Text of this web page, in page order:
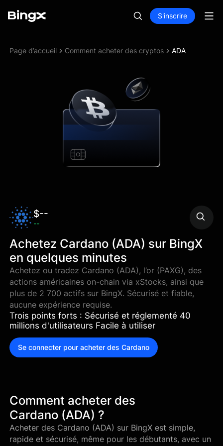
S'inscrire
Page d’accueil Comment acheter des cryptos ADA
$--
--
Achetez Cardano (ADA) sur BingX
en quelques minutes
Achetez ou tradez Cardano (ADA), l’or (PAXG), des
actions américaines on-chain via xStocks, ainsi que
plus de 2 700 actifs sur BingX. Sécurisé et fiable,
aucune expérience requise.
Trois points forts : Sécurisé et réglementé 40
millions d'utilisateurs Facile à utiliser
Se connecter pour acheter des Cardano
Comment acheter des
Cardano (ADA) ?
Acheter des Cardano (ADA) sur BingX est simple,
rapide et sécurisé, même pour les débutants, avec un